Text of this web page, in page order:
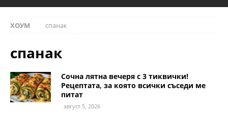
ХОУМ спанак
спанак
Сочна лятна вечеря с 3 тиквички!
Рецептата, за която всички съседи ме
питат
август 5, 2026